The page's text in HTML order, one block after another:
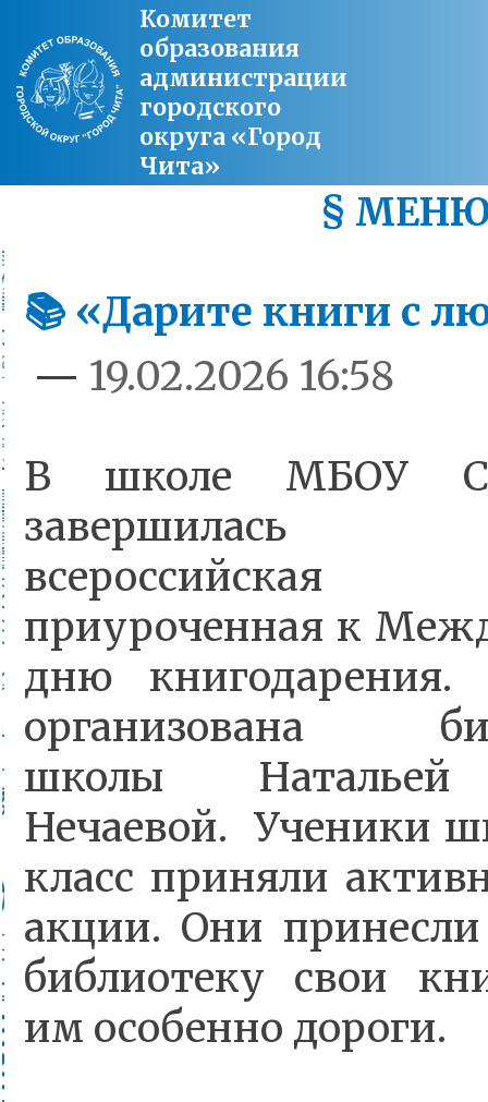
Комитет
образования
администрации
городского
округа «Город
Чита»
§
📚 «Дарите книги с
— 19.02.2026 16:58
В школе
завершилась
приуроченная к
дню
организована
школы
Нечаевой. Ученики
класс приняли
акции. Они
библиотеку свои
им особенно дороги.